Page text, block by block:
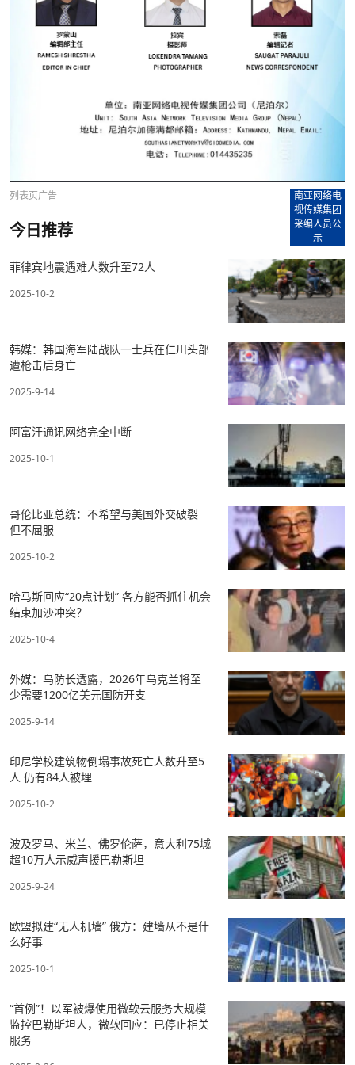
列表页广告
南亚网络电
视传媒集团
采编人员公
示
今日推荐
菲律宾地震遇难人数升至72人
2025-10-2
韩媒：韩国海军陆战队一士兵在仁川头部
遭枪击后身亡
2025-9-14
阿富汗通讯网络完全中断
2025-10-1
哥伦比亚总统：不希望与美国外交破裂
但不屈服
2025-10-2
哈马斯回应“20点计划” 各方能否抓住机会
结束加沙冲突？
2025-10-4
外媒：乌防长透露，2026年乌克兰将至
少需要1200亿美元国防开支
2025-9-14
印尼学校建筑物倒塌事故死亡人数升至5
人 仍有84人被埋
2025-10-2
波及罗马、米兰、佛罗伦萨，意大利75城
超10万人示威声援巴勒斯坦
2025-9-24
欧盟拟建“无人机墙” 俄方：建墙从不是什
么好事
2025-10-1
“首例”！以军被爆使用微软云服务大规模
监控巴勒斯坦人，微软回应：已停止相关
服务